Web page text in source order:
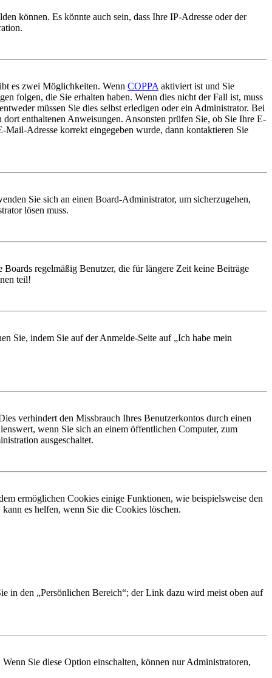
können. Es könnte auch sein, dass Ihre IP-Adresse oder der
es zwei Möglichkeiten. Wenn COPPA aktiviert ist und Sie
folgen, die Sie erhalten haben. Wenn dies nicht der Fall ist, muss
müssen Sie dies selbst erledigen oder ein Administrator. Bei
enthaltenen Anweisungen. Ansonsten prüfen Sie, ob Sie Ihre E-
Adresse korrekt eingegeben wurde, dann kontaktieren Sie
Sie sich an einen Board-Administrator, um sicherzugehen,
lösen muss.
regelmäßig Benutzer, die für längere Zeit keine Beiträge
teil!
Sie, indem Sie auf der Anmelde-Seite auf „Ich habe mein
verhindert den Missbrauch Ihres Benutzerkontos durch einen
wenn Sie sich an einem öffentlichen Computer, zum
ausgeschaltet.
ermöglichen Cookies einige Funktionen, wie beispielsweise den
es helfen, wenn Sie die Cookies löschen.
in den „Persönlichen Bereich“; der Link dazu wird meist oben auf
Sie diese Option einschalten, können nur Administratoren,